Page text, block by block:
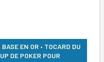
EN OR • TOCARD DU
DE POKER POUR